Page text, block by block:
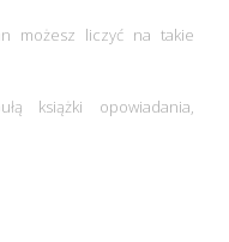
możesz liczyć na takie
książki opowiadania,